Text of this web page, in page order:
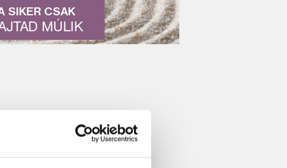
SIKER CSAK
MÚLIK